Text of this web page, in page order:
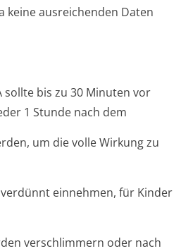
keine ausreichenden Daten
sollte bis zu 30 Minuten vor
1 Stunde nach dem
um die volle Wirkung zu
verdünnt einnehmen, für Kinder
verschlimmern oder nach